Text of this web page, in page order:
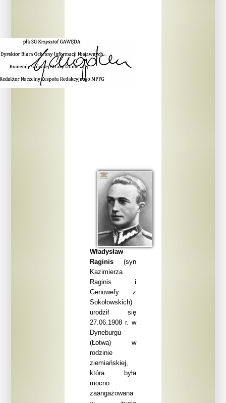
Władysław
Raginis(syn
Kazimierza
Raginis i
Genowefy z
Sokołowskich)
urodził się
27.06.1908 r. w
Dyneburgu
(Łotwa) w
rodzinie
ziemiańskiej,
która była
mocno
zaangażowana